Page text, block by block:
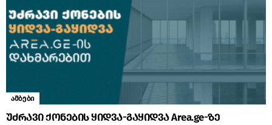
ამბები
უძრავი ქონების ყიდვა-გაყიდვა Area.ge-ზე